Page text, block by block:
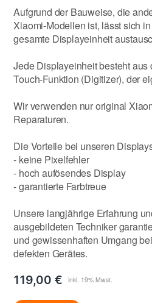
Aufgrund der Bauweise, die
Xiaomi-Modellen ist, lässt sich
gesamte Displayeinheit
Jede Displayeinheit besteht aus
Touch-Funktion (Digitizer), der
Wir verwenden nur original
Reparaturen.
Die Vorteile bei unseren
- keine Pixelfehler
- hoch aufösendes Display
- garantierte Farbtreue
Unsere langjährige Erfahrung
ausgebildeten Techniker
und gewissenhaften Umgang
defekten Gerätes.
119,00 €